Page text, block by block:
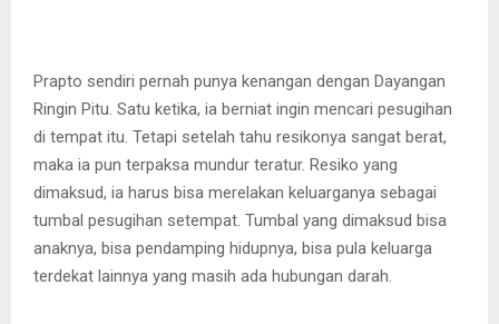
Prapto sendiri pernah punya kenangan dengan Dayangan
Ringin Pitu. Satu ketika, ia berniat ingin mencari pesugihan
di tempat itu. Tetapi setelah tahu resikonya sangat berat,
maka ia pun terpaksa mundur teratur. Resiko yang
dimaksud, ia harus bisa merelakan keluarganya sebagai
tumbal pesugihan setempat. Tumbal yang dimaksud bisa
anaknya, bisa pendamping hidupnya, bisa pula keluarga
terdekat lainnya yang masih ada hubungan darah.